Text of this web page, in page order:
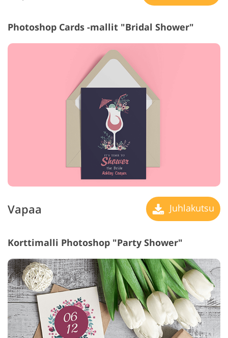
Photoshop Cards -mallit "Bridal Shower"
Vapaa Juhlakutsu
Korttimalli Photoshop "Party Shower"